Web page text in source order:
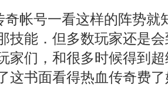
奇帐号一看这样的阵势就
技能．但多数玩家还是
家们，和很多时候得到
这书面看得热血传奇费